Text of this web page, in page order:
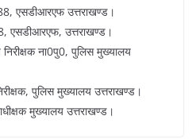
एसडीआरएफ उत्तराखण्ड।
एसडीआरएफ, उत्तराखण्ड।
निरीक्षक ना0पु0, पुलिस मुख्यालय
पुलिस मुख्यालय उत्तराखण्ड।
मुख्यालय उत्तराखण्ड।